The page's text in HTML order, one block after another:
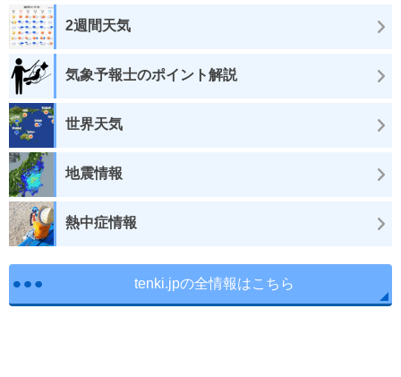
2週間天気
気象予報士のポイント解説
世界天気
地震情報
熱中症情報
tenki.jpの全情報はこちら